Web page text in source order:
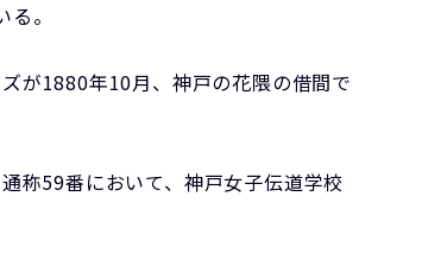
。
が1880年10月、神戸の花隈の借間で
称59番において、神戸女子伝道学校